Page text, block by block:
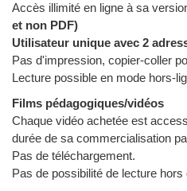
Accès illimité en ligne à sa
et non PDF)
Utilisateur unique avec 2
Pas d'impression, copier-coller
Lecture possible en mode hors-
Films pédagogiques/vidéos
Chaque vidéo achetée est
durée de sa commercialisation
Pas de téléchargement.
Pas de possibilité de lecture hors